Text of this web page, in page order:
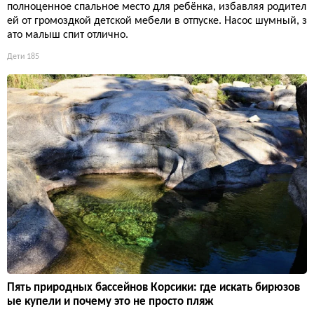
полноценное спальное место для ребёнка, избавляя родител
ей от громоздкой детской мебели в отпуске. Насос шумный, з
ато малыш спит отлично.
Дети 185
Пять природных бассейнов Корсики: где искать бирюзов
ые купели и почему это не просто пляж